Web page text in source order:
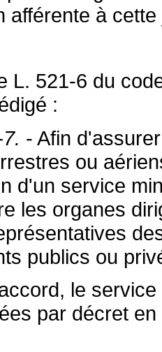
afférente à
L. 521-6 du
:
- Afin
ou
d'un service
les organes
publics ou
le
par décret